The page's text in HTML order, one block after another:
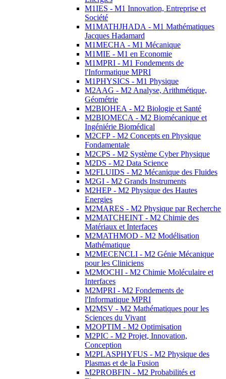
M1IES - M1 Innovation, Entreprise et
Société
M1MATHJHADA - M1 Mathématiques
Jacques Hadamard
M1MECHA - M1 Mécanique
M1MIE - M1 en Economie
M1MPRI - M1 Fondements de
l'Informatique MPRI
M1PHYSICS - M1 Physique
M2AAG - M2 Analyse, Arithmétique,
Géométrie
M2BIOHEA - M2 Biologie et Santé
M2BIOMECA - M2 Biomécanique et
Ingéniérie Biomédical
M2CFP - M2 Concepts en Physique
Fondamentale
M2CPS - M2 Système Cyber Physique
M2DS - M2 Data Science
M2FLUIDS - M2 Mécanique des Fluides
M2GI - M2 Grands Instruments
M2HEP - M2 Physique des Hautes
Energies
M2MARES - M2 Physique par Recherche
M2MATCHEINT - M2 Chimie des
Matériaux et Interfaces
M2MATHMOD - M2 Modélisation
Mathématique
M2MECENCLI - M2 Génie Mécanique
pour les Cliniciens
M2MOCHI - M2 Chimie Moléculaire et
Interfaces
M2MPRI - M2 Fondements de
l'Informatique MPRI
M2MSV - M2 Mathématiques pour les
Sciences du Vivant
M2OPTIM - M2 Optimisation
M2PIC - M2 Projet, Innovation,
Conception
M2PLASPHYFUS - M2 Physique des
Plasmas et de la Fusion
M2PROBFIN - M2 Probabilités et